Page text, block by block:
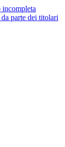
incompleta
parte dei titolari